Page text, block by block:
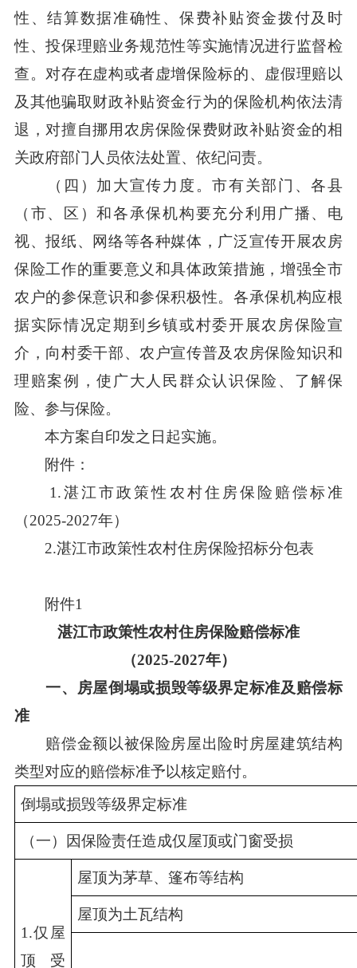
性、结算数据准确性、保费补贴资金拨付及时
性、投保理赔业务规范性等实施情况进行监督检
查。对存在虚构或者虚增保险标的、虚假理赔以
及其他骗取财政补贴资金行为的保险机构依法清
退，对擅自挪用农房保险保费财政补贴资金的相
关政府部门人员依法处置、依纪问责。
（四）加大宣传力度。市有关部门、各县
（市、区）和各承保机构要充分利用广播、电
视、报纸、网络等各种媒体，广泛宣传开展农房
保险工作的重要意义和具体政策措施，增强全市
农户的参保意识和参保积极性。各承保机构应根
据实际情况定期到乡镇或村委开展农房保险宣
介，向村委干部、农户宣传普及农房保险知识和
理赔案例，使广大人民群众认识保险、了解保
险、参与保险。
本方案自印发之日起实施。
附件：
1.湛江市政策性农村住房保险赔偿标准
（2025-2027年）
2.湛江市政策性农村住房保险招标分包表
附件1
湛江市政策性农村住房保险赔偿标准
（2025-2027年）
一、房屋倒塌或损毁等级界定标准及赔偿标
准
赔偿金额以被保险房屋出险时房屋建筑结构
类型对应的赔偿标准予以核定赔付。
倒塌或损毁等级界定标准
（一）因保险责任造成仅屋顶或门窗受损
1.仅屋
顶受
屋顶为茅草、篷布等结构
屋顶为土瓦结构